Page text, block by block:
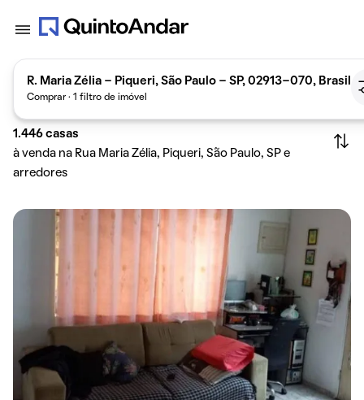
R. Maria Zélia - Piqueri, São Paulo - SP, 02913-070, Brasil
Comprar · 1 filtro de imóvel
1.446 casas
à venda na Rua Maria Zélia, Piqueri, São Paulo, SP e
arredores